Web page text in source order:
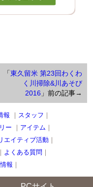
「東久留米 第23回わくわ
く川掃除&川あそび
2016 」前の記事→
報 ｜ スタッフ ｜
ー ｜ アイテム ｜
エイティブ活動 ｜
よくある質問 ｜
報 ｜